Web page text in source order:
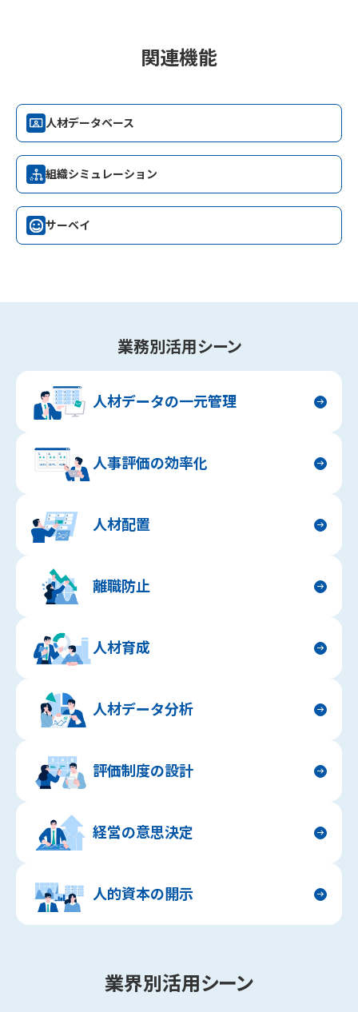
関連機能
人材データベース
組織シミュレーション
サーベイ
業務別活用シーン
人材データの一元管理
人事評価の効率化
人材配置
離職防止
人材育成
人材データ分析
評価制度の設計
経営の意思決定
人的資本の開示
業界別活用シーン